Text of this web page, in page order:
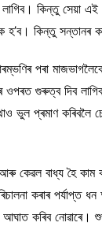
কিন্তু সেয়া
হ’ব। কিন্তু
পৰা
ওপৰত গুৰুত্ব দিব
প্ৰমাণ কৰিবলৈ
বাধ্য হৈ কাম
কৰাৰ পৰ্যাপ্ত
কৰিব নোৱাৰে।